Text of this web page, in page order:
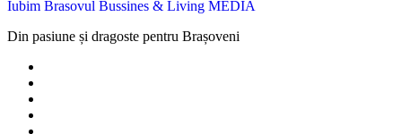
Iubim Brasovul Bussines & Living MEDIA
Din pasiune și dragoste pentru Brașoveni